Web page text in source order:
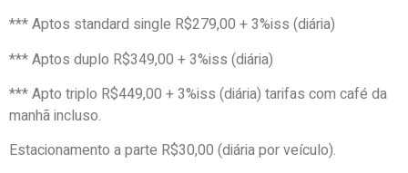
*** Aptos standard single R$279,00 + 3%iss (diária)
*** Aptos duplo R$349,00 + 3%iss (diária)
*** Apto triplo R$449,00 + 3%iss (diária) tarifas com café da
manhã incluso.
Estacionamento a parte R$30,00 (diária por veículo).